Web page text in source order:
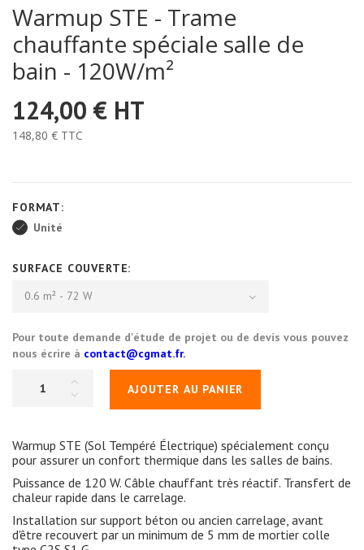
Warmup STE - Trame
chauffante spéciale salle de
bain - 120W/m²
124,00 € HT
148,80 € TTC
FORMAT:
Unité
SURFACE COUVERTE:
0.6 m² - 72 W
Pour toute demande d'étude de projet ou de devis vous pouvez
nous écrire à contact@cgmat.fr.
AJOUTER AU PANIER
Warmup STE (Sol Tempéré Électrique) spécialement conçu
pour assurer un confort thermique dans les salles de bains.
Puissance de 120 W. Câble chauffant très réactif. Transfert de
chaleur rapide dans le carrelage.
Installation sur support béton ou ancien carrelage, avant
d'être recouvert par un minimum de 5 mm de mortier colle